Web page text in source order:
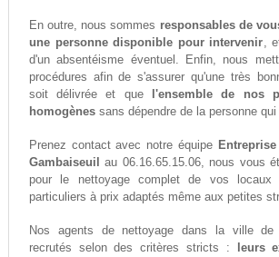
En outre, nous sommes responsables de
une personne disponible pour intervenir,
d'un absentéisme éventuel. Enfin, nous
procédures afin de s'assurer qu'une très
soit délivrée et que
l'ensemble de nos
homogènessans dépendre de la personne qui
Prenez contact avec notre équipe
Gambaiseuil
au 06.16.65.15.06, nous vous
pour le nettoyage complet de vos locaux
particuliers à prix adaptés même aux petites
Nos agents de nettoyage dans la ville de
recrutés selon des critères stricts :
leurs